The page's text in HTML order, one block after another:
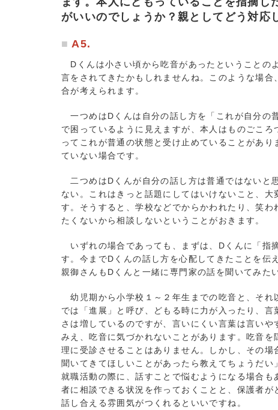
がいいのでしょうか？親としてどう対応
A5.
Dくんは小さい頃から吃音があったということの
言をされてきたかもしれませんね。このような場
合が考えられます。
一つめはDくんは自分の話し方を「これが自分の
で困っているように見えますが、本人はものごこ
ってこれが普通の状態と受け止めていることがあ
ていない場合です。
二つめはDくんが自分の話し方は普通ではないと
ない。これはきっと話題にしてはいけないこと、
す。そうすると、学校などでからかわれたり、笑
たくないから相談しないということがおきます。
いずれの場合であっても、まずは、Dくんに「指
す。今までDくんの話し方を心配してきたことを伝
親御さんもDくんと一緒に専門家の話を聞いてみた
幼児期から小学校１～２年生までの吃音と、それ
では「進展」と呼び、どもる時に力が入ったり、
さは増しているのですが、言いにくい言葉は言い
みえ、吃音に気づかれないことがあります。吃音
理に受診させることはありません。しかし、その
聞いてきてほしいことがあったら教えてちょうだ
就職活動の際に、話すことで悩むようになる場合
者に相談できる状況を作っておくことと、保護者
話し合える雰囲気がつくれるといいですね。